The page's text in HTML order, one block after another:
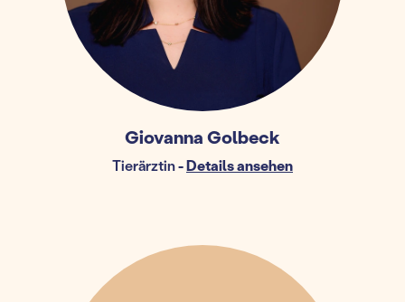
Giovanna Golbeck
Tierärztin-Details ansehen